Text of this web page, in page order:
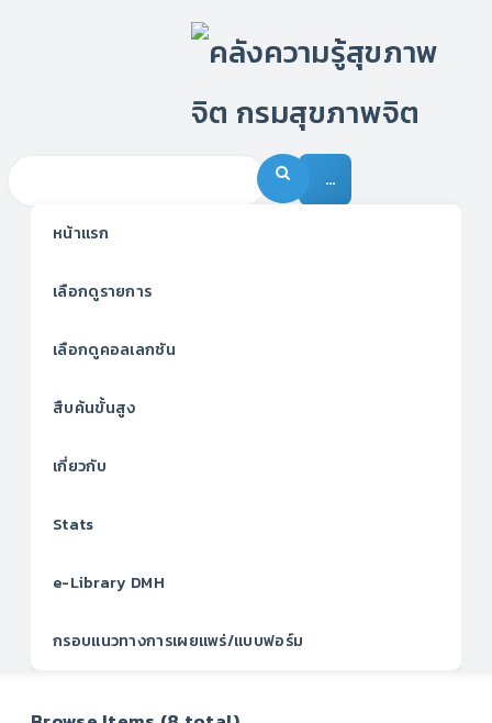
…
หน้าแรก
เลือกดูรายการ
เลือกดูคอลเลกชัน
สืบค้นขั้นสูง
เกี่ยวกับ
Stats
e-Library DMH
กรอบแนวทางการเผยแพร่/แบบฟอร์ม